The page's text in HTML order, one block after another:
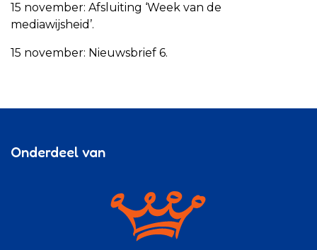
15 november: Afsluiting ‘Week van de
mediawijsheid’.
15 november: Nieuwsbrief 6.
Onderdeel van